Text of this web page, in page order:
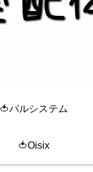
🍅パルシステム
🍅Oisix